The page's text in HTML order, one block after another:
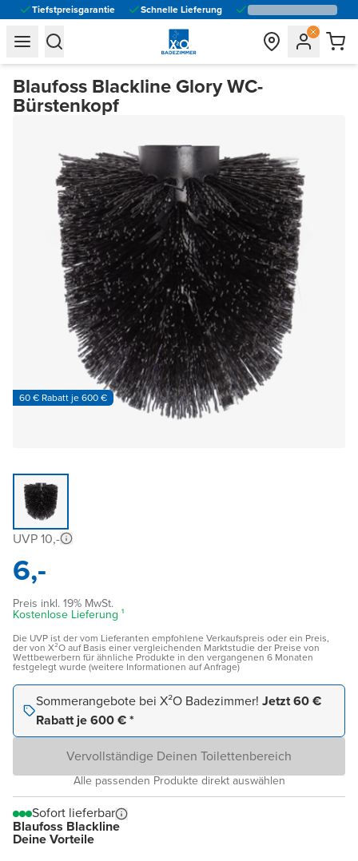
Tiefstpreisgarantie Schnelle Lieferung
general.navigation.toggle_menu.label
general.navigation.toggle_menu.label
Blaufoss Blackline Glory WC-
Bürstenkopf
60 € Rabatt je 600 €
Blaufoss Blackline
Deine Vorteile
UVP 10,-
6,-
Preis inkl. 19% MwSt.
Kostenlose Lieferung ¹
Die UVP ist der vom Lieferanten empfohlene Verkaufspreis oder ein Preis,
der von X²O auf Basis einer vergleichenden Marktstudie der Preise von
Wettbewerbern für ähnliche Produkte in den vergangenen 6 Monaten
festgelegt wurde (weitere Informationen auf Anfrage)
Sommerangebote bei X²O Badezimmer! Jetzt 60 €
Rabatt je 600 € *
Vervollständige Deinen Toilettenbereich
Alle passenden Produkte direkt auswählen
Sofort lieferbar